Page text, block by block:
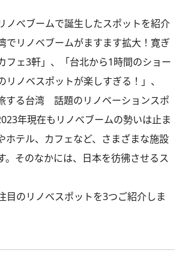
ノべブームで誕生したスポットを紹介
でリノベブームがますます拡大！寛ぎ
ェ3軒」 、
「台北から1時間のショー
ノベスポットが楽しすぎる！」 、
する台湾 話題のリノベーションスポ
年現在もリノべブームの勢いは止ま
ホテル、カフェなど、さまざまな施設
。そのなかには、日本を彷彿させるス
目のリノベスポットを3つご紹介しま